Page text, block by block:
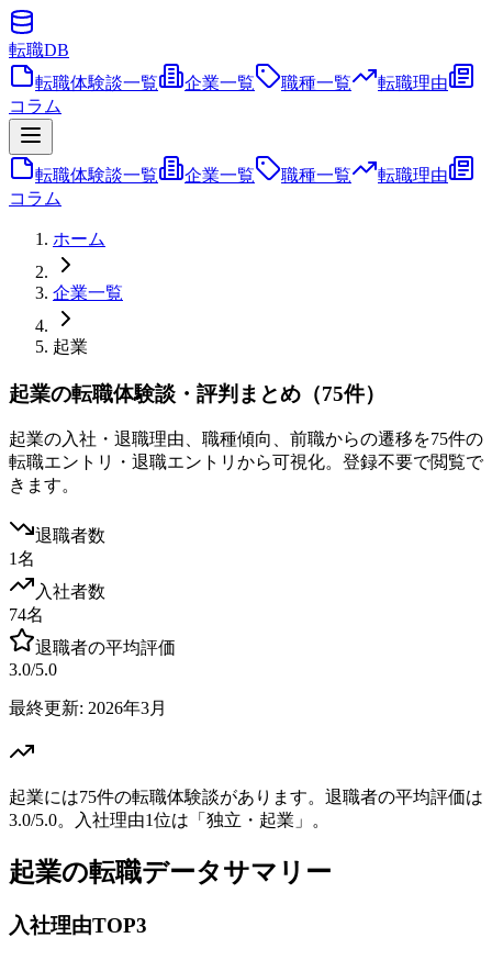
転職DB
転職体験談一覧
企業一覧 職種一覧
転職理由
コラム
転職体験談一覧 企業一覧 職種一覧
転職理由
コラム
ホーム
企業一覧
起業
起業の転職体験談・評判まとめ（75件）
起業の入社・退職理由、職種傾向、前職からの遷移を75件の
転職エントリ・退職エントリから可視化。登録不要で閲覧で
きます。
退職者数
1名
入社者数
74名
退職者の平均評価
3.0/5.0
最終更新: 2026年3月
起業には75件の転職体験談があります。退職者の平均評価は
3.0/5.0。入社理由1位は「独立・起業」。
起業の転職データサマリー
入社理由TOP3